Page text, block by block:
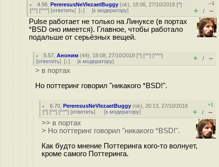
4.56 ,PereresusNeVlezaetBuggy (ok), 18:06, 27/10/2018 [^]
[^^] [^^^] [ответить] [↓] [к модератору]
–1
+ / –
Pulse работает не только на Линуксе (в портах
*BSD оно имеется). Главное, чтобы работало
подальше от серьёзных вещей.
5.57 ,Аноним (44), 18:08, 27/10/2018 [^] [^^] [^^^]
[ответить] [↓] [к модератору] + / –
> в портах
Но поттеринг говорил "никакого *BSD!".
6.70 ,PereresusNeVlezaetBuggy (ok), 20:13, 27/10/2018
[^] [^^] [^^^] [ответить] [к модератору]
+1
+ / –
>> в портах
> Но поттеринг говорил "никакого *BSD!".
Как будто мнение Поттеринга кого-то волнует,
кроме самого Поттеринга.